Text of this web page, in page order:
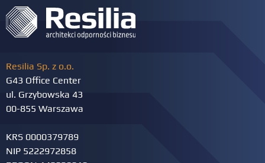
Resilia Sp. z o.o.
G43 Office Center
ul. Grzybowska 43
00-855 Warszawa
KRS 0000379789
NIP 5222972858